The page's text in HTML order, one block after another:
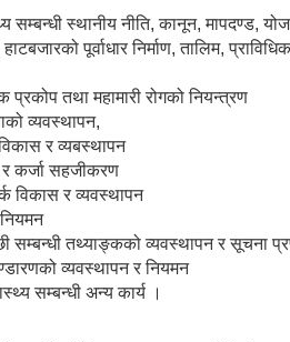
सम्बन्धी स्थानीय नीति, कानून, मापदण्ड,
पूर्वाधार निर्माण, तालिम,
प्रकोप तथा महामारी रोगको नियन्त्रण
व्यवस्थापन,
र व्यबस्थापन
र कर्जा सहजीकरण
विकास र व्यवस्थापन
सम्बन्धी तथ्याङ्कको व्यवस्थापन र सूचना
व्यवस्थापन र नियमन
सम्बन्धी अन्य कार्य ।